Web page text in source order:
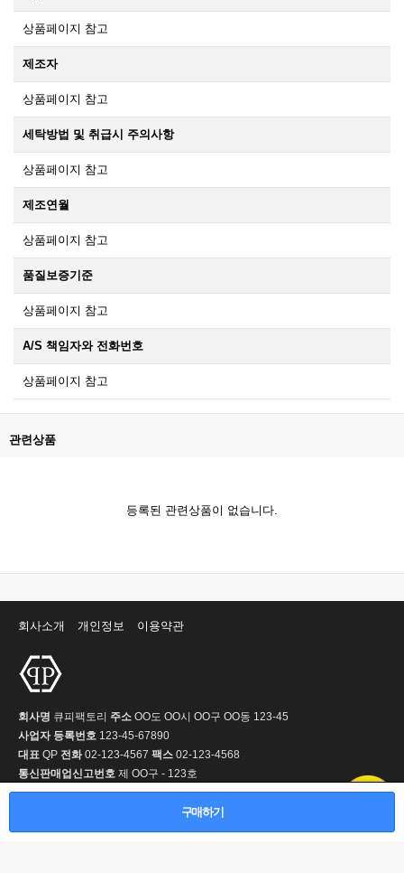
구매하기
상품페이지 참고
제조자
상품페이지 참고
세탁방법 및 취급시 주의사항
상품페이지 참고
제조연월
상품페이지 참고
품질보증기준
상품페이지 참고
A/S 책임자와 전화번호
상품페이지 참고
관련상품
등록된 관련상품이 없습니다.
회사소개 개인정보 이용약관
회사명 큐피팩토리 주소 OO도 OO시 OO구 OO동 123-45
사업자 등록번호 123-45-67890
대표 QP 전화02-123-4567 팩스 02-123-4568
통신판매업신고번호 제 OO구 - 123호
개인정보 보호책임자정보책임자명 부가통신사업신고번호12345호
Copyright © 2001-2013 큐피팩토리. All Rights Reserved.